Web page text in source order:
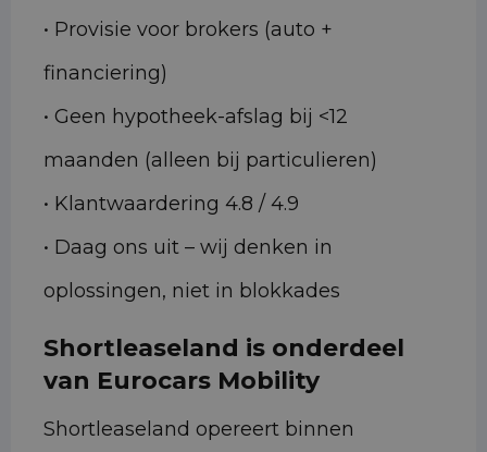
• Provisie voor brokers (auto +
financiering)
• Geen hypotheek-afslag bij <12
maanden (alleen bij particulieren)
• Klantwaardering 4.8 / 4.9
• Daag ons uit – wij denken in
oplossingen, niet in blokkades
Shortleaseland is onderdeel
van Eurocars Mobility
Shortleaseland opereert binnen